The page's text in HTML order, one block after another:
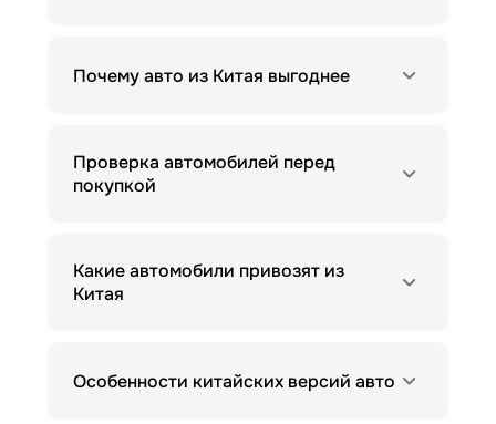
Почему авто из Китая выгоднее
Проверка автомобилей перед
покупкой
Какие автомобили привозят из
Китая
Особенности китайских версий авто